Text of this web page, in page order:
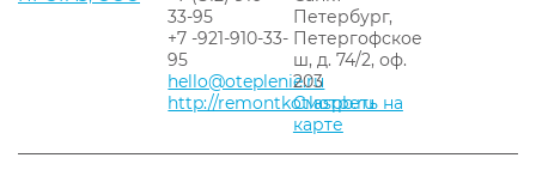
33-95
+7 -921-910-33-
95
hello@oteplenie.ru
http://remontkotlaspb.ru
Петербург,
Петергофское
ш, д. 74/2, оф.
203
Смотреть на
карте